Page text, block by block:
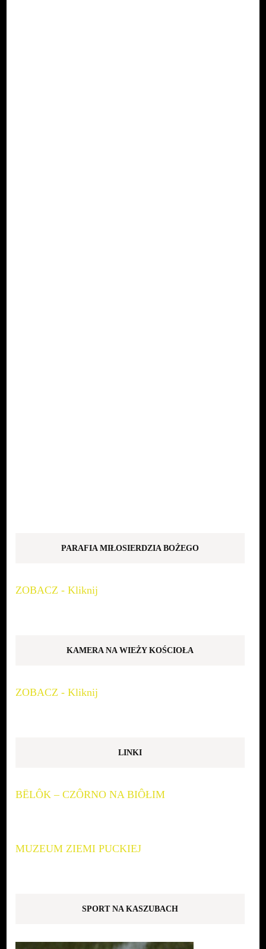
PARAFIA MIŁOSIERDZIA BOŻEGO
ZOBACZ - Kliknij
KAMERA NA WIEŻY KOŚCIOŁA
ZOBACZ - Kliknij
LINKI
BËLÔK – CZÔRNO NA BIÔŁIM
MUZEUM ZIEMI PUCKIEJ
SPORT NA KASZUBACH